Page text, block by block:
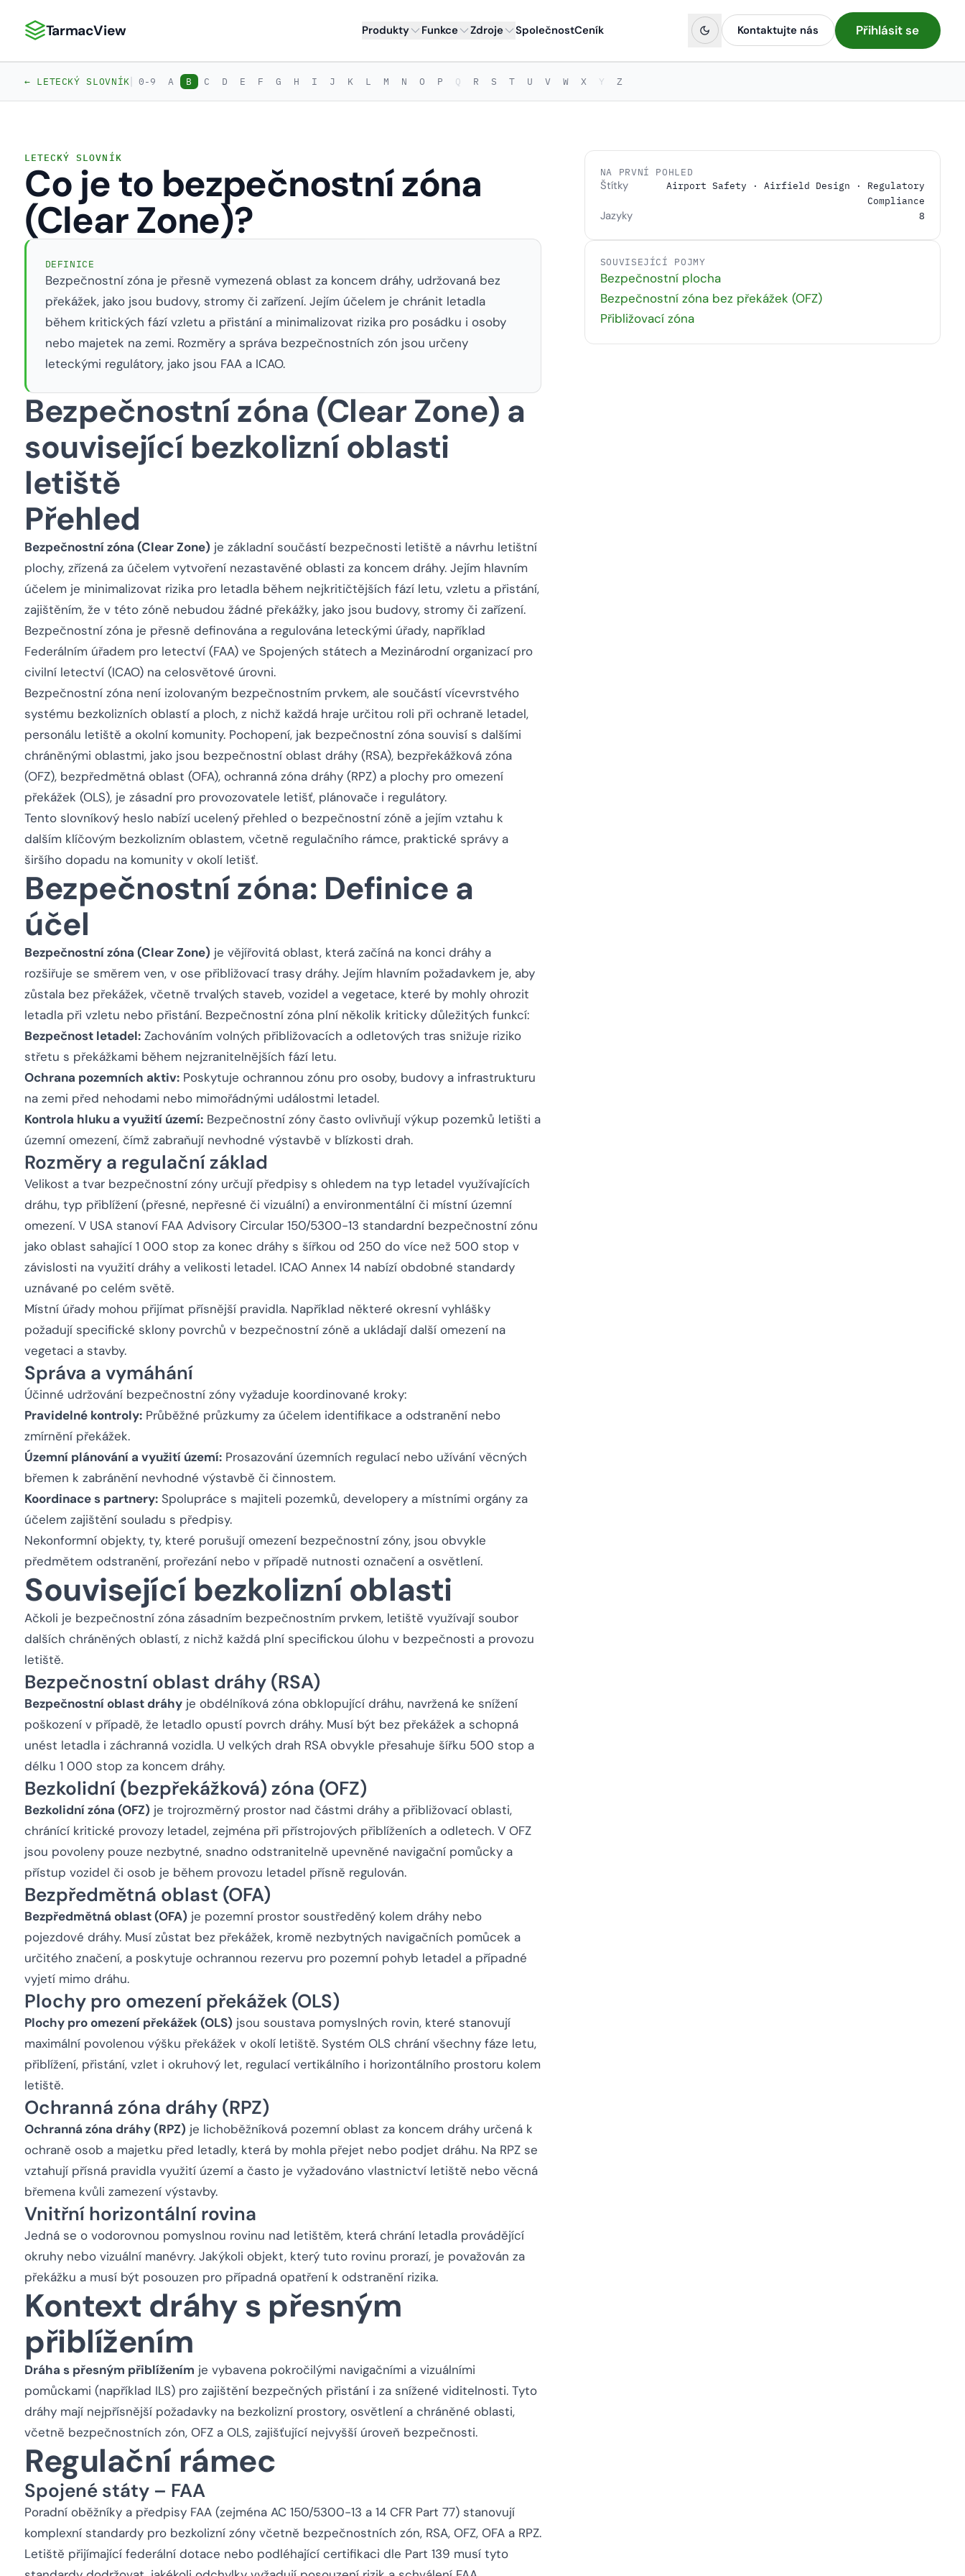
TarmacView: Precizní letecká analytika
TarmacView Produkty Funkce Zdroje SpolečnostCeník Kontaktujte nás Přihlásit se
← LETECKÝ SLOVNÍK| 0-9 A B C D E F G H I J K L M N O P Q R S T U V W X Y Z
LETECKÝ SLOVNÍK
Co je to bezpečnostní zóna
(Clear Zone)?
DEFINICE
Bezpečnostní zóna je přesně vymezená oblast za koncem dráhy, udržovaná bez
překážek, jako jsou budovy, stromy či zařízení. Jejím účelem je chránit letadla
během kritických fází vzletu a přistání a minimalizovat rizika pro posádku i osoby
nebo majetek na zemi. Rozměry a správa bezpečnostních zón jsou určeny
leteckými regulátory, jako jsou FAA a ICAO.
Bezpečnostní zóna (Clear Zone) a
související bezkolizní oblasti
letiště
Přehled
Bezpečnostní zóna (Clear Zone) je základní součástí bezpečnosti letiště a návrhu letištní
plochy, zřízená za účelem vytvoření nezastavěné oblasti za koncem dráhy. Jejím hlavním
účelem je minimalizovat rizika pro letadla během nejkritičtějších fází letu, vzletu a přistání,
zajištěním, že v této zóně nebudou žádné překážky, jako jsou budovy, stromy či zařízení.
Bezpečnostní zóna je přesně definována a regulována leteckými úřady, například
Federálním úřadem pro letectví (FAA) ve Spojených státech a Mezinárodní organizací pro
civilní letectví (ICAO) na celosvětové úrovni.
Bezpečnostní zóna není izolovaným bezpečnostním prvkem, ale součástí vícevrstvého
systému bezkolizních oblastí a ploch, z nichž každá hraje určitou roli při ochraně letadel,
personálu letiště a okolní komunity. Pochopení, jak bezpečnostní zóna souvisí s dalšími
chráněnými oblastmi, jako jsou bezpečnostní oblast dráhy (RSA), bezpřekážková zóna
(OFZ), bezpředmětná oblast (OFA), ochranná zóna dráhy (RPZ) a plochy pro omezení
překážek (OLS), je zásadní pro provozovatele letišť, plánovače i regulátory.
Tento slovníkový heslo nabízí ucelený přehled o bezpečnostní zóně a jejím vztahu k
dalším klíčovým bezkolizním oblastem, včetně regulačního rámce, praktické správy a
širšího dopadu na komunity v okolí letišť.
Bezpečnostní zóna: Definice a
účel
Bezpečnostní zóna (Clear Zone) je vějířovitá oblast, která začíná na konci dráhy a
rozšiřuje se směrem ven, v ose přibližovací trasy dráhy. Jejím hlavním požadavkem je, aby
zůstala bez překážek, včetně trvalých staveb, vozidel a vegetace, které by mohly ohrozit
letadla při vzletu nebo přistání. Bezpečnostní zóna plní několik kriticky důležitých funkcí:
Bezpečnost letadel: Zachováním volných přibližovacích a odletových tras snižuje riziko
střetu s překážkami během nejzranitelnějších fází letu.
Ochrana pozemních aktiv: Poskytuje ochrannou zónu pro osoby, budovy a infrastrukturu
na zemi před nehodami nebo mimořádnými událostmi letadel.
Kontrola hluku a využití území: Bezpečnostní zóny často ovlivňují výkup pozemků letišti a
územní omezení, čímž zabraňují nevhodné výstavbě v blízkosti drah.
Rozměry a regulační základ
Velikost a tvar bezpečnostní zóny určují předpisy s ohledem na typ letadel využívajících
dráhu, typ přiblížení (přesné, nepřesné či vizuální) a environmentální či místní územní
omezení. V USA stanoví FAA Advisory Circular 150/5300-13 standardní bezpečnostní zónu
jako oblast sahající 1 000 stop za konec dráhy s šířkou od 250 do více než 500 stop v
závislosti na využití dráhy a velikosti letadel. ICAO Annex 14 nabízí obdobné standardy
uznávané po celém světě.
Místní úřady mohou přijímat přísnější pravidla. Například některé okresní vyhlášky
požadují specifické sklony povrchů v bezpečnostní zóně a ukládají další omezení na
vegetaci a stavby.
Správa a vymáhání
Účinné udržování bezpečnostní zóny vyžaduje koordinované kroky:
Pravidelné kontroly: Průběžné průzkumy za účelem identifikace a odstranění nebo
zmírnění překážek.
Územní plánování a využití území: Prosazování územních regulací nebo užívání věcných
břemen k zabránění nevhodné výstavbě či činnostem.
Koordinace s partnery: Spolupráce s majiteli pozemků, developery a místními orgány za
účelem zajištění souladu s předpisy.
Nekonformní objekty, ty, které porušují omezení bezpečnostní zóny, jsou obvykle
předmětem odstranění, prořezání nebo v případě nutnosti označení a osvětlení.
Související bezkolizní oblasti
Ačkoli je bezpečnostní zóna zásadním bezpečnostním prvkem, letiště využívají soubor
dalších chráněných oblastí, z nichž každá plní specifickou úlohu v bezpečnosti a provozu
letiště.
Bezpečnostní oblast dráhy (RSA)
Bezpečnostní oblast dráhy je obdélníková zóna obklopující dráhu, navržená ke snížení
poškození v případě, že letadlo opustí povrch dráhy. Musí být bez překážek a schopná
unést letadla i záchranná vozidla. U velkých drah RSA obvykle přesahuje šířku 500 stop a
délku 1 000 stop za koncem dráhy.
Bezkolidní (bezpřekážková) zóna (OFZ)
Bezkolidní zóna (OFZ) je trojrozměrný prostor nad částmi dráhy a přibližovací oblasti,
chránící kritické provozy letadel, zejména při přístrojových přiblíženích a odletech. V OFZ
jsou povoleny pouze nezbytné, snadno odstranitelně upevněné navigační pomůcky a
přístup vozidel či osob je během provozu letadel přísně regulován.
Bezpředmětná oblast (OFA)
Bezpředmětná oblast (OFA) je pozemní prostor soustředěný kolem dráhy nebo
pojezdové dráhy. Musí zůstat bez překážek, kromě nezbytných navigačních pomůcek a
určitého značení, a poskytuje ochrannou rezervu pro pozemní pohyb letadel a případné
vyjetí mimo dráhu.
Plochy pro omezení překážek (OLS)
Plochy pro omezení překážek (OLS) jsou soustava pomyslných rovin, které stanovují
maximální povolenou výšku překážek v okolí letiště. Systém OLS chrání všechny fáze letu,
přiblížení, přistání, vzlet i okruhový let, regulací vertikálního i horizontálního prostoru kolem
letiště.
Ochranná zóna dráhy (RPZ)
Ochranná zóna dráhy (RPZ) je lichoběžníková pozemní oblast za koncem dráhy určená k
ochraně osob a majetku před letadly, která by mohla přejet nebo podjet dráhu. Na RPZ se
vztahují přísná pravidla využití území a často je vyžadováno vlastnictví letiště nebo věcná
břemena kvůli zamezení výstavby.
Vnitřní horizontální rovina
Jedná se o vodorovnou pomyslnou rovinu nad letištěm, která chrání letadla provádějící
okruhy nebo vizuální manévry. Jakýkoli objekt, který tuto rovinu prorazí, je považován za
překážku a musí být posouzen pro případná opatření k odstranění rizika.
Kontext dráhy s přesným
přiblížením
Dráha s přesným přiblížením je vybavena pokročilými navigačními a vizuálními
pomůckami (například ILS) pro zajištění bezpečných přistání i za snížené viditelnosti. Tyto
dráhy mají nejpřísnější požadavky na bezkolizní prostory, osvětlení a chráněné oblasti,
včetně bezpečnostních zón, OFZ a OLS, zajišťující nejvyšší úroveň bezpečnosti.
Regulační rámec
Spojené státy – FAA
Poradní oběžníky a předpisy FAA (zejména AC 150/5300-13 a 14 CFR Part 77) stanovují
komplexní standardy pro bezkolizní zóny včetně bezpečnostních zón, RSA, OFZ, OFA a RPZ.
Letiště přijímající federální dotace nebo podléhající certifikaci dle Part 139 musí tyto
NA PRVNÍ POHLED
Štítky
Airport Safety · Airfield Design · Regulatory
Compliance
Jazyky 8
SOUVISEJÍCÍ POJMY
Bezpečnostní plocha
Bezpečnostní zóna bez překážek (OFZ)
Přibližovací zóna